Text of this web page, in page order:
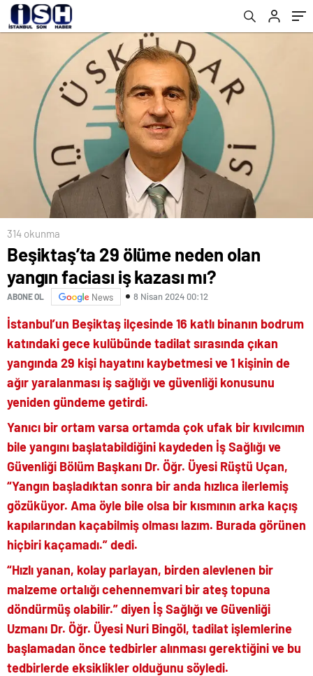
314 okunma
Beşiktaş’ta 29 ölüme neden olan
yangın faciası iş kazası mı?
ABONE OL News 8 Nisan 2024 00:12
İstanbul’un Beşiktaş ilçesinde 16 katlı binanın bodrum
katındaki gece kulübünde tadilat sırasında çıkan
yangında 29 kişi hayatını kaybetmesi ve 1 kişinin de
ağır yaralanması iş sağlığı ve güvenliği konusunu
yeniden gündeme getirdi.
Yanıcı bir ortam varsa ortamda çok ufak bir kıvılcımın
bile yangını başlatabildiğini kaydeden İş Sağlığı ve
Güvenliği Bölüm Başkanı Dr. Öğr. Üyesi Rüştü Uçan,
“Yangın başladıktan sonra bir anda hızlıca ilerlemiş
gözüküyor. Ama öyle bile olsa bir kısmının arka kaçış
kapılarından kaçabilmiş olması lazım. Burada görünen
hiçbiri kaçamadı.” dedi.
“Hızlı yanan, kolay parlayan, birden alevlenen bir
malzeme ortalığı cehennemvari bir ateş topuna
döndürmüş olabilir.” diyen İş Sağlığı ve Güvenliği
Uzmanı Dr. Öğr. Üyesi Nuri Bingöl, tadilat işlemlerine
başlamadan önce tedbirler alınması gerektiğini ve bu
tedbirlerde eksiklikler olduğunu söyledi.